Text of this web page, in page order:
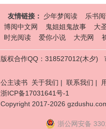
友情链接： 少年梦阅读 乐书
博阅中文网
鬼姐姐鬼故事 大
时光阅读
爱你小说 大壳网
版权合作QQ：318527012(木夕)
公主读书 关于我们 | 联系我们 |
浙ICP备17031641号-1
Copyright 2017-2026
浙公网安备